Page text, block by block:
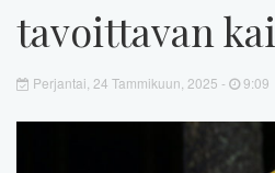
tavoittavan
Perjantai, 24 Tammikuun, 2025 - 9:09